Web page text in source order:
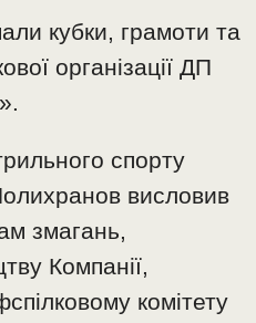
кубки, грамоти та
організації ДП
спорту
висловив
змагань,
Компанії,
комітету